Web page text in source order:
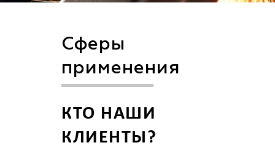
Сферы
применения
КТО НАШИ
КЛИЕНТЫ?